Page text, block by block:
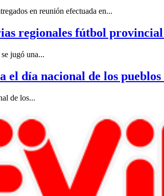
en reunión efectuada en...
regionales fútbol provincial
jugó una...
el día nacional de los
de los...